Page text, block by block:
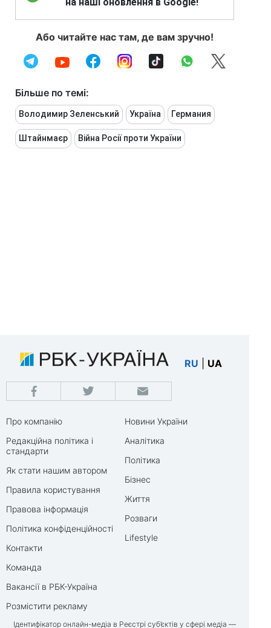
на наші оновлення в Google!
Або читайте нас там, де вам зручно!
Більше по темі:
Володимир Зеленський Україна Германия
Штайнмаєр Війна Росії проти України
RU UA
Про компанію
Редакційна політика і
стандарти
Як стати нашим автором
Правила користування
Правова інформація
Політика конфіденційності
Контакти
Команда
Вакансії в РБК-Україна
Розмістити рекламу
Новини України
Аналітика
Політика
Бізнес
Життя
Розваги
Lifestyle
Ідентифікатор онлайн-медіа в Реєстрі суб’єктів у сфері медіа —